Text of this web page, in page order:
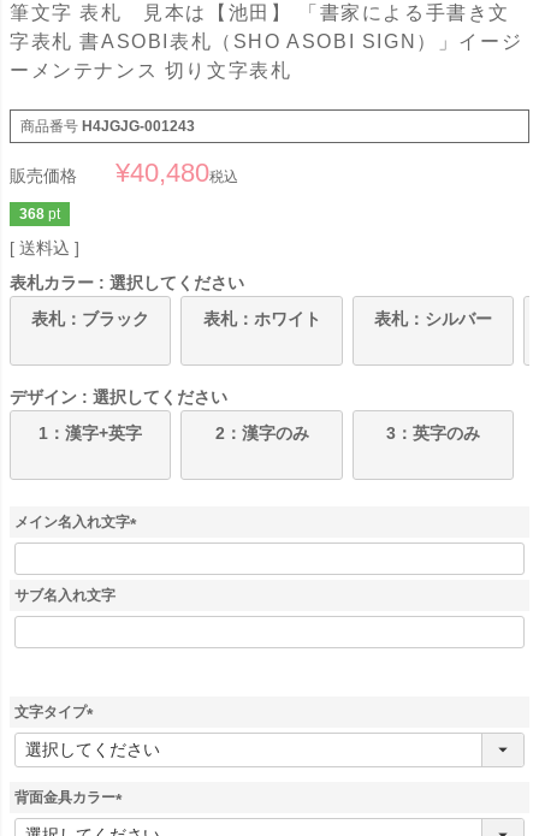
筆文字 表札 見本は【池田】 「書家による手書き文
字表札 書ASOBI表札（SHO ASOBI SIGN）」イージ
ーメンテナンス 切り文字表札
商品番号 H4JGJG-001243
販売価格 ¥40,480税込
368 pt
送料込
表札カラー
選択してください
表札：ブラック
表札：ホワイト 表札：シルバー
デザイン
選択してください
1：漢字+英字
2：漢字のみ 3：英字のみ
メイン名入れ文字
(
必
)
サブ名入れ文字
文字タイプ
(
必
)
背面金具カラー
(